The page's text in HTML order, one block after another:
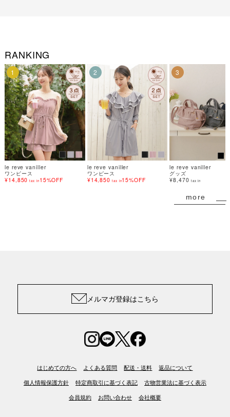
RANKING
1
le reve vaniller
ワンピース
¥14,850 tax in 15%OFF
2
le reve vaniller
ワンピース
¥14,850 tax in15%OFF
3
le reve vaniller
グッズ
¥8,470 tax in
more
メルマガ登録はこちら
はじめての方へ よくある質問 配送・送料 返品について
個人情報保護方針 特定商取引に基づく表記 古物営業法に基づく表示
会員規約 お問い合わせ 会社概要